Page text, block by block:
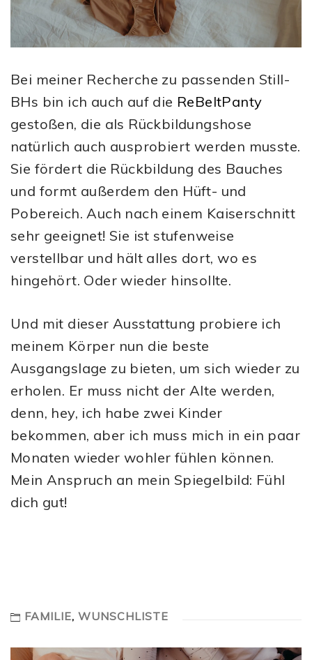
Bei meiner Recherche zu passenden Still-
BHs bin ich auch auf die ReBeltPanty
gestoßen, die als Rückbildungshose
natürlich auch ausprobiert werden musste.
Sie fördert die Rückbildung des Bauches
und formt außerdem den Hüft- und
Pobereich. Auch nach einem Kaiserschnitt
sehr geeignet! Sie ist stufenweise
verstellbar und hält alles dort, wo es
hingehört. Oder wieder hinsollte.
Und mit dieser Ausstattung probiere ich
meinem Körper nun die beste
Ausgangslage zu bieten, um sich wieder zu
erholen. Er muss nicht der Alte werden,
denn, hey, ich habe zwei Kinder
bekommen, aber ich muss mich in ein paar
Monaten wieder wohler fühlen ­können.
Mein Anspruch an mein Spiegelbild: Fühl
dich gut!
FAMILIE, WUNSCHLISTE